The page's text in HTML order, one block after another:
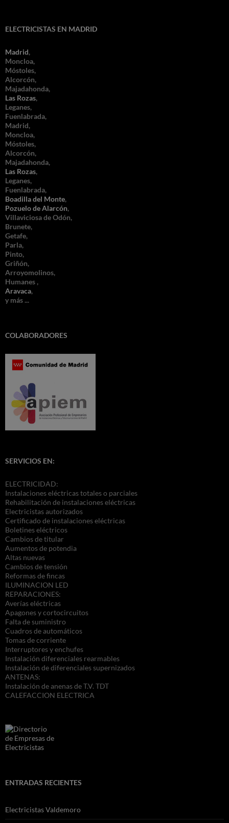
ELECTRICISTAS EN MADRID
Madrid,
Moncloa,
Móstoles,
Alcorcón,
Majadahonda,
Las Rozas,
Leganes,
Fuenlabrada,
Madrid,
Moncloa,
Móstoles,
Alcorcón,
Majadahonda,
Las Rozas,
Leganes,
Fuenlabrada,
Boadilla del Monte,
Pozuelo de Alarcón,
Villaviciosa de Odón,
Brunete,
Getafe,
Parla,
Pinto,
Griñón,
Arroyomolinos,
Humanes ,
Aravaca,
y más ...
COLABORADORES
SERVICIOS EN:
ELECTRICIDAD:
Instalaciones eléctricas totales o parciales
Rehabilitación de instalaciones eléctricas
Electricistas autorizados
Certificado de instalaciones eléctricas
Boletines eléctricos
Cambios de titular
Aumentos de potendia
Altas nuevas
Cambios de tensión
Reformas de fincas
ILUMINACION LED
REPARACIONES:
Averías eléctricas
Apagones y cortocircuitos
Falta de suministro
Cuadros de automáticos
Tomas de corriente
Interruptores y enchufes
Instalación diferenciales rearmables
Instalación de diferenciales supernizados
ANTENAS:
Instalación de anenas de T.V. TDT
CALEFACCION ELECTRICA
ENTRADAS RECIENTES
Electricistas Valdemoro